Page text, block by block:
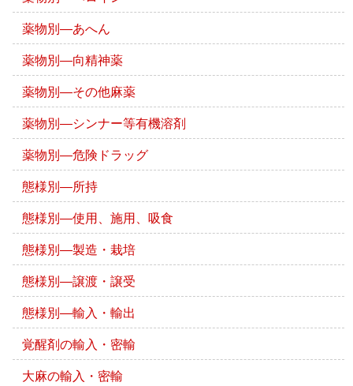
薬物別―あへん
薬物別―向精神薬
薬物別―その他麻薬
薬物別―シンナー等有機溶剤
薬物別―危険ドラッグ
態様別―所持
態様別―使用、施用、吸食
態様別―製造・栽培
態様別―譲渡・譲受
態様別―輸入・輸出
覚醒剤の輸入・密輸
大麻の輸入・密輸